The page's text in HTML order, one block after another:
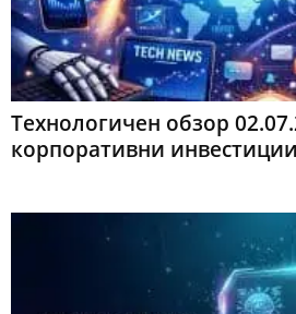
Технологичен обзор
корпоративни